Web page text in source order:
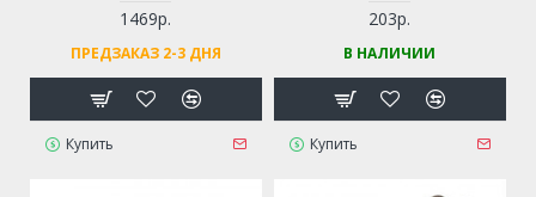
1469р.
ПРЕДЗАКАЗ 2-3 ДНЯ
Купить
203р.
В НАЛИЧИИ
Купить